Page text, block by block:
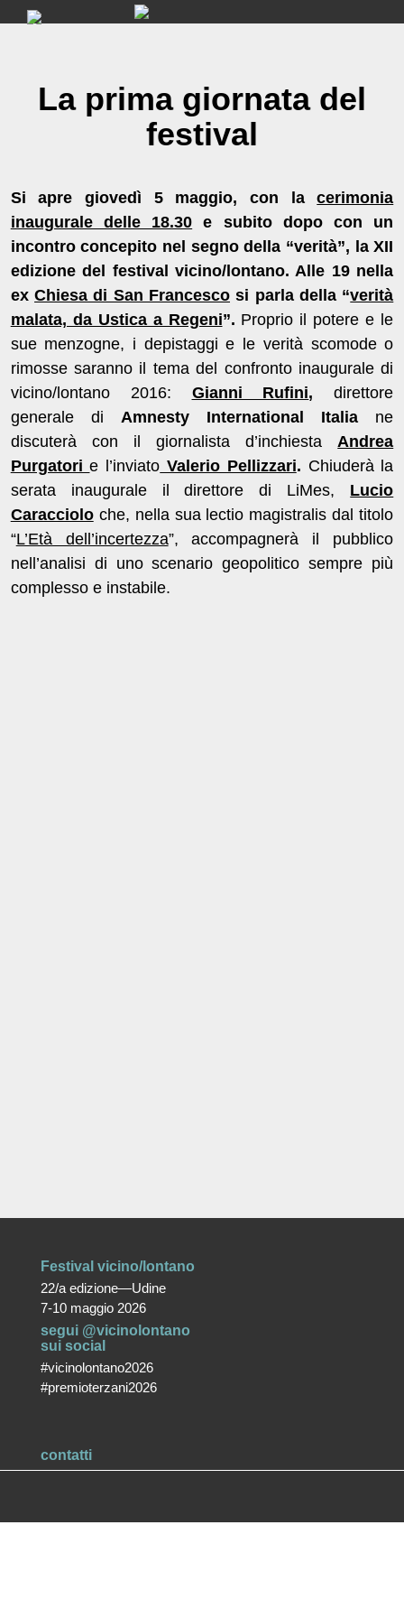
Skip
La prima giornata del
festival
Si apre giovedì 5 maggio, con lacerimonia
inaugurale delle 18.30 e subito dopo con un
incontro concepito nel segno della “verità”, la XII
edizione del festival vicino/lontano. Alle 19 nella
exChiesa di San Francesco si parla della “verità
malata, da Ustica a Regeni”. Proprio il potere e le
sue menzogne, i depistaggi e le verità scomode o
rimosse saranno il tema del confronto inaugurale di
vicino/lontano 2016: Gianni Rufini, direttore
generale di Amnesty International Italia ne
discuterà con il giornalista d’inchiesta Andrea
Purgatorie l’inviato Valerio Pellizzari. Chiuderà la
serata inaugurale il direttore di LiMes, Lucio
Caracciolo che, nella sua lectio magistralis dal titolo
“L’Età dell’incertezza”, accompagnerà il pubblico
nell’analisi di uno scenario geopolitico sempre più
complesso e instabile.
Festival vicino/lontano
22/a edizione—Udine
7-10 maggio 2026
segui @vicinolontano
sui social
#vicinolontano2026
#premioterzani2026
contatti